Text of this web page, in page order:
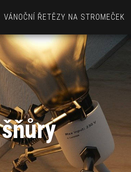
VÁNOČNÍ ŘETĚZY NA STROMEČEK